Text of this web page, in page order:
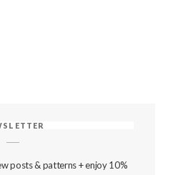
posts & patterns + enjoy 10%